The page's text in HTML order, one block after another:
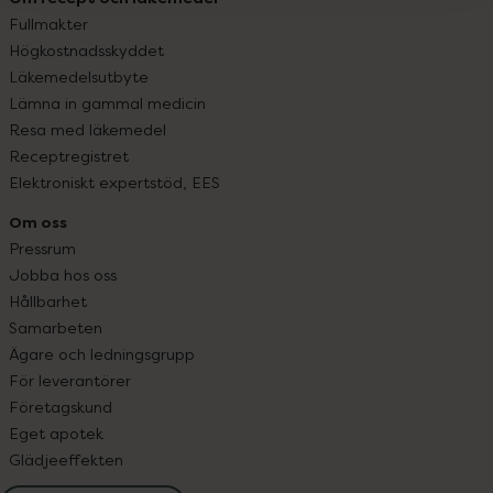
Fullmakter
Högkostnadsskyddet
Läkemedelsutbyte
Lämna in gammal medicin
Resa med läkemedel
Receptregistret
Elektroniskt expertstöd, EES
Om oss
Pressrum
Jobba hos oss
Hållbarhet
Samarbeten
Ägare och ledningsgrupp
För leverantörer
Företagskund
Eget apotek
Glädjeeffekten